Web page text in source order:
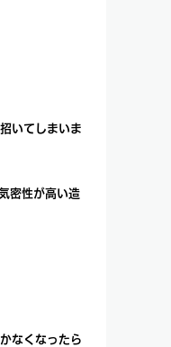
いてしまいま
密性が高い造
なくなったら